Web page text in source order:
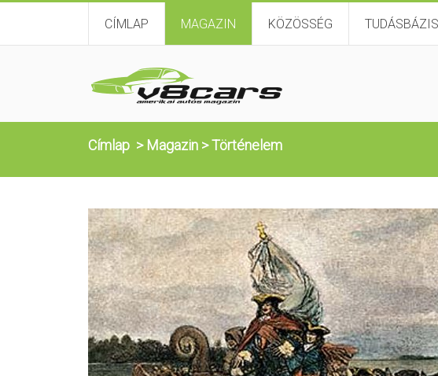
CÍMLAP MAGAZIN KÖZÖSSÉG TUDÁSBÁZIS
Címlap > Magazin >Történelem